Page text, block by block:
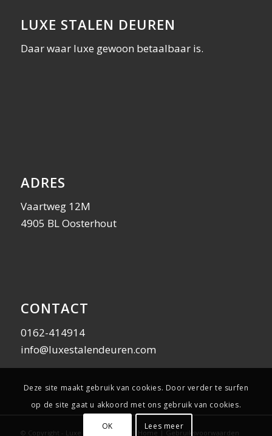
LUXE STALEN DEUREN
Daar waar luxe gewoon betaalbaar is.
ADRES
Vaartweg 12M
4905 BL Oosterhout
CONTACT
0162-414914
info@luxestalendeuren.com
© Copyright - Luxe Stalen Deuren | Home | Gebruiksvoorwaarden
Deze site maakt gebruik van cookies. Door verder te surfen
op de site gaat u akkoord met ons gebruik van cookies.
OK Lees meer